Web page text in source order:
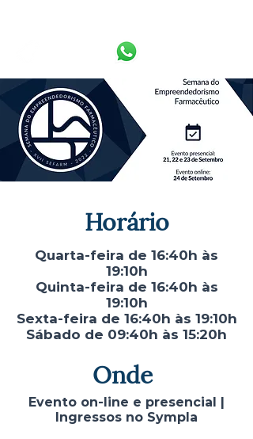
Horário
Quarta-feira de 16:40h às
19:10h
Quinta-feira de 16:40h às
19:10h
Sexta-feira de 16:40h às 19:10h
Sábado de 09:40h às 15:20h
Onde
Evento on-line e presencial |
Ingressos no Sympla